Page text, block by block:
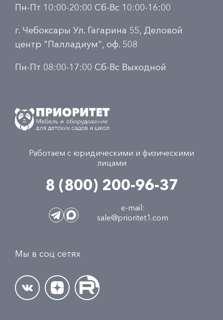
Пн-Пт 10:00-20:00 Сб-Вс 10:00-16:00
г. Чебоксары Ул. Гагарина 55, Деловой
центр "Палладиум", оф. 508
Пн-Пт 08:00-17:00 Сб-Вс Выходной
Работаем с юридическими и физическими
лицами
8 (800) 200-96-37
e-mail:
sale@prioritet1.com
Мы в соц сетях